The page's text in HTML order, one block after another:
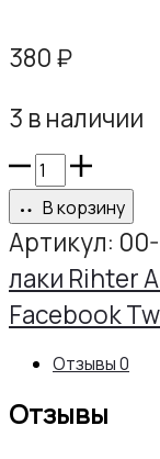
380₽
3 в наличии
Количество
товара
Гель-
лак
РИХТЕР
№177,
10г
В корзину
Артикул:
лаки Rihter
Share
Facebook
Отзывы0
Отзывы